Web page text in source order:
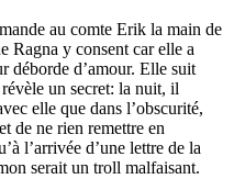
au comte Erik la main de
Ragna y consent car elle a
déborde d’amour. Elle suit
un secret: la nuit, il
elle que dans l’obscurité,
de ne rien remettre en
l’arrivée d’une lettre de la
serait un troll malfaisant.